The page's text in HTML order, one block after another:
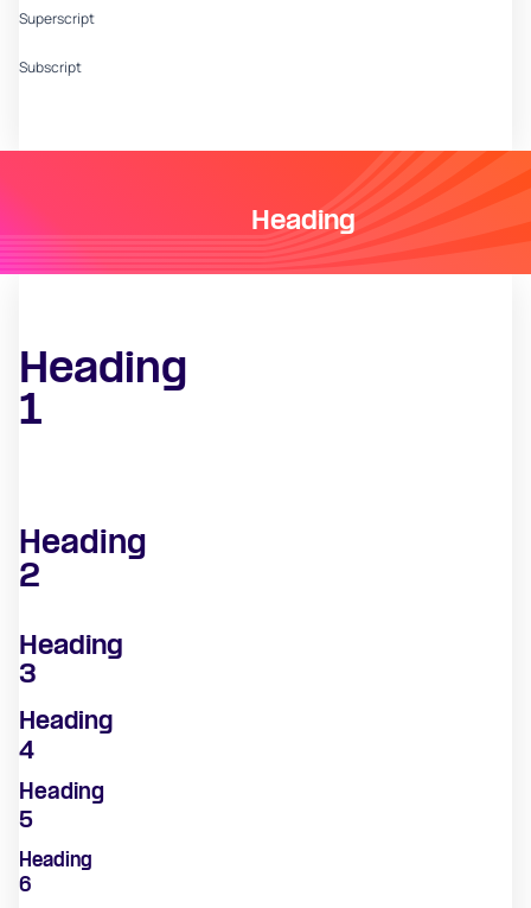
Superscript
Subscript
Heading
Heading
1
Heading
2
Heading
3
Heading
4
Heading
5
Heading
6